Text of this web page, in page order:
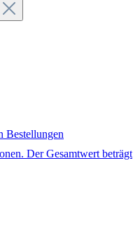
Bestellungen
Der Gesamtwert beträgt